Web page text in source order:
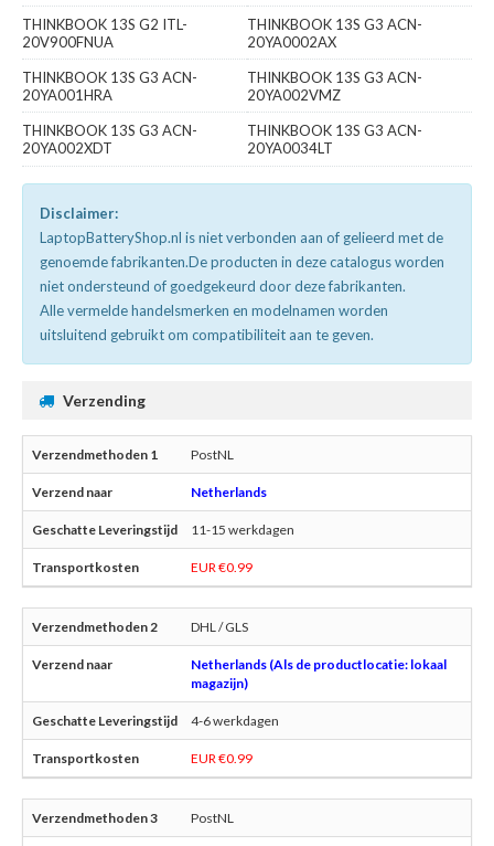
THINKBOOK 13S G2 ITL-
20V900FNUA
THINKBOOK 13S G3 ACN-
20YA0002AX
THINKBOOK 13S G3 ACN-
20YA001HRA
THINKBOOK 13S G3 ACN-
20YA002VMZ
THINKBOOK 13S G3 ACN-
20YA002XDT
THINKBOOK 13S G3 ACN-
20YA0034LT
Disclaimer:
LaptopBatteryShop.nl is niet verbonden aan of gelieerd met de
genoemde fabrikanten.De producten in deze catalogus worden
niet ondersteund of goedgekeurd door deze fabrikanten.
Alle vermelde handelsmerken en modelnamen worden
uitsluitend gebruikt om compatibiliteit aan te geven.
Verzending
PostNL
Netherlands
11-15 werkdagen
EUR €0.99
DHL / GLS
Netherlands (Als de productlocatie: lokaal
magazijn)
4-6 werkdagen
EUR €0.99
PostNL